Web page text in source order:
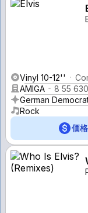
Vinyl 10-12''
AMIGA
8 55 630
German
Rock
価